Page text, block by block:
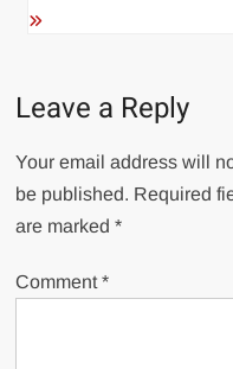
Leave a Reply
Your email address will
be published. Required
are marked*
Comment*